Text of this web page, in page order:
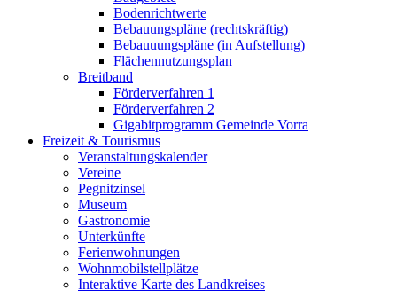
Bodenrichtwerte
Bebauungspläne (rechtskräftig)
Bebauuungspläne (in Aufstellung)
Flächennutzungsplan
Breitband
Förderverfahren 1
Förderverfahren 2
Gigabitprogramm Gemeinde Vorra
Freizeit & Tourismus
Veranstaltungskalender
Vereine
Pegnitzinsel
Museum
Gastronomie
Unterkünfte
Ferienwohnungen
Wohnmobilstellplätze
Interaktive Karte des Landkreises